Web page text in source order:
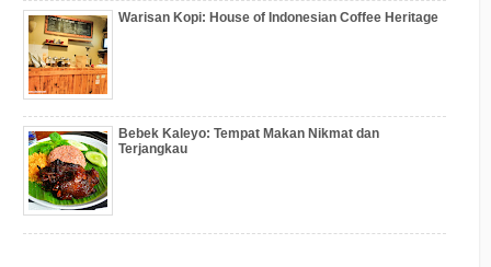
Warisan Kopi: House of Indonesian Coffee Heritage
Bebek Kaleyo: Tempat Makan Nikmat dan
Terjangkau